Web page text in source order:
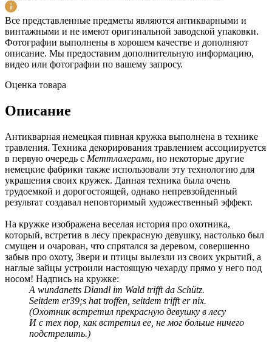
Все представленные предметы являются антикварными и
винтажными и не имеют оригинальной заводской упаковки.
Фотографии выполнены в хорошем качестве и дополняют
описание. Мы предоставим дополнительную информацию,
видео или фотографии по вашему запросу.
Оценка товара
Описание
Антикварная немецкая пивная кружка выполнена в технике
травления. Техника декорирования травлением ассоциируется
в первую очередь с Меттлахерами, но некоторые другие
немецкие фабрики также использовали эту технологию для
украшения своих кружек. Данная техника была очень
трудоемкой и дорогостоящей, однако непревзойденный
результат создавал неповторимый художественный эффект.
На кружке изображена веселая история про охотника,
который, встретив в лесу прекрасную девушку, настолько был
смущен и очарован, что спрятался за деревом, совершенно
забыв про охоту, Звери и птицы вылезли из своих укрытий, а
наглые зайцы устроили настоящую чехарду прямо у него под
носом! Надпись на кружке:
A wundanetts Diandl im Wald trifft da Schütz.
Seitdem er39;s hat troffen, seitdem trifft er nix.
(Охотник встретил прекрасную девушку в лесу
И с тех пор, как встретил ее, не мог больше ничего
подстрелить.)